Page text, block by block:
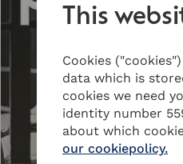
This
Cookies
data which is
cookies we need
identity number
about which
our cookiepolicy.